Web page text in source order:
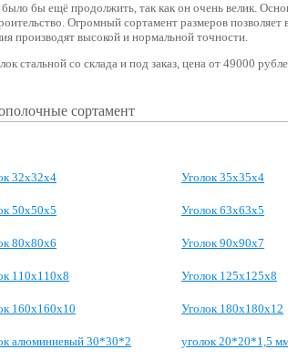
бы ещё продолжить, так как он очень велик.
Огромный сортамент размеров позволяет
производят высокой и нормальной точности.
стальной со склада и под заказ, цена от 49000
сортамент
32х32х4 Уголок 35х35х4
50х50х5 Уголок 63х63х5
80х80х6 Уголок 90х90х7
110х110х8 Уголок 125х125х8
160х160х10 Уголок 180х180х12
алюминиевый 30*30*2 уголок 20*20*1,5